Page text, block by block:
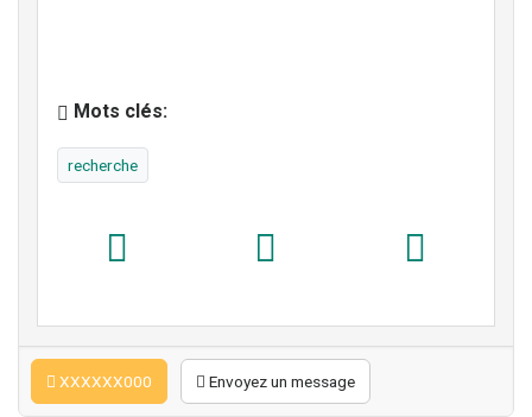
Mots clés:
recherche
XXXXXX000 Envoyez un message